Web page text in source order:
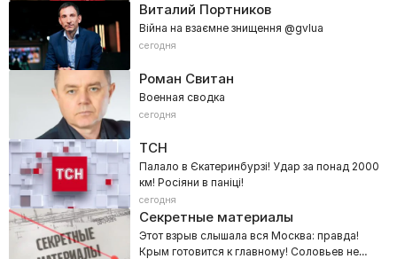
Виталий Портников
Війна на взаємне знищення @gvlua
сегодня
Роман Свитан
Военная сводка
сегодня
ТСН
Палало в Єкатеринбурзі! Удар за понад 2000
км! Росіяни в паніці!
сегодня
Секретные материалы
Этот взрыв слышала вся Москва: правда!
Крым готовится к главному! Соловьев не